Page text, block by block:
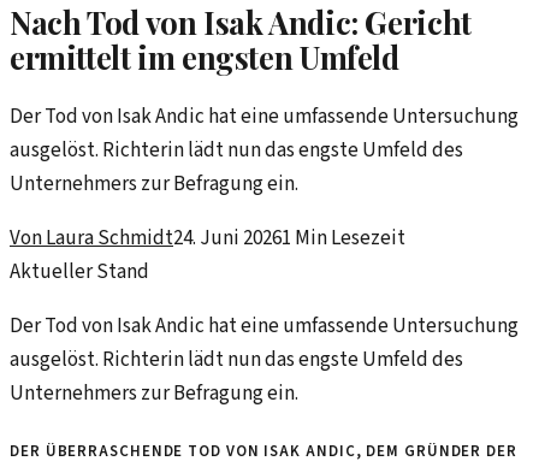
Nach Tod von Isak Andic: Gericht
ermittelt im engsten Umfeld
Der Tod von Isak Andic hat eine umfassende Untersuchung
ausgelöst. Richterin lädt nun das engste Umfeld des
Unternehmers zur Befragung ein.
VonLaura Schmidt24. Juni 20261 Min Lesezeit
Aktueller Stand
Der Tod von Isak Andic hat eine umfassende Untersuchung
ausgelöst. Richterin lädt nun das engste Umfeld des
Unternehmers zur Befragung ein.
Der überraschende Tod von Isak Andic, dem Gründer der